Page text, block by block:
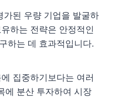
가된 우량 기업을 발굴하
하는 전략은 안정적인
하는 데 효과적입니다.
집중하기보다는 여러
에 분산 투자하여 시장